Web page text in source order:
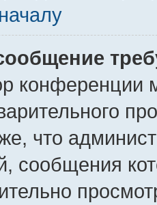
конференции
что
сообщения